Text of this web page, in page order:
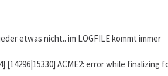
etwas nicht.. im LOGFILE kommt immer
[14296|15330] ACME2: error while